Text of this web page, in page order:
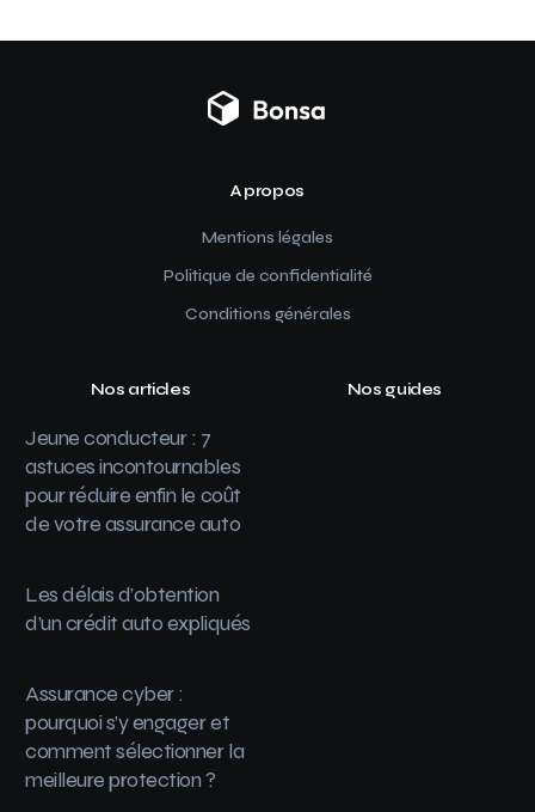
A propos
Mentions légales
Politique de confidentialité
Conditions générales
Nos articles
Jeune conducteur : 7
astuces incontournables
pour réduire enfin le coût
de votre assurance auto
Les délais d’obtention
d’un crédit auto expliqués
Assurance cyber :
pourquoi s’y engager et
comment sélectionner la
meilleure protection ?
Nos guides